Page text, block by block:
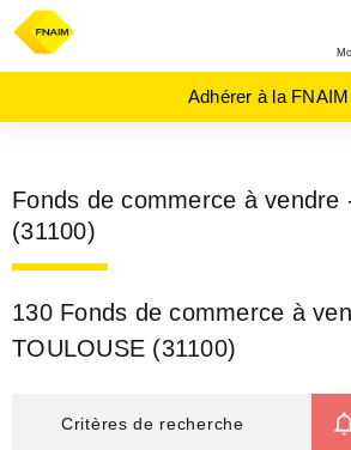
Adhérer à la FNAIM
Fonds de commerce à vendre
(31100)
130 Fonds de commerce à
TOULOUSE (31100)
Critères de recherche